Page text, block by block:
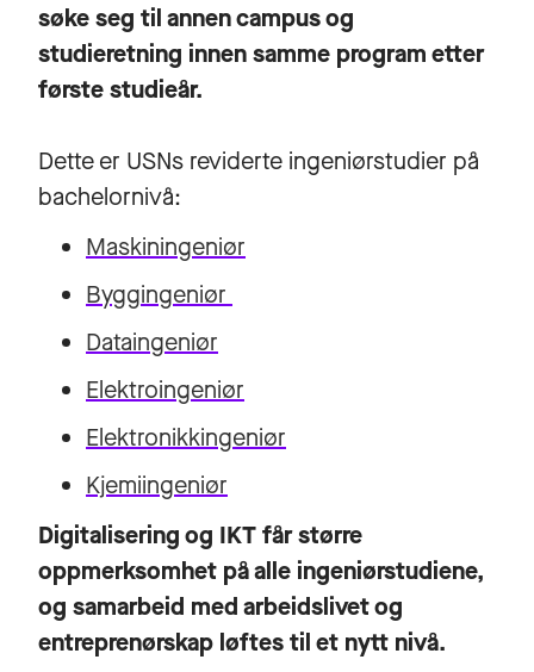
søke seg til annen campus og
studieretning innen samme program etter
første studieår.
Dette er USNs reviderte ingeniørstudier på
bachelornivå:
Maskiningeniør
Byggingeniør
Dataingeniør
Elektroingeniør
Elektronikkingeniør
Kjemiingeniør
Digitalisering og IKT får større
oppmerksomhet på alle ingeniørstudiene,
og samarbeid med arbeidslivet og
entreprenørskap løftes til et nytt nivå.